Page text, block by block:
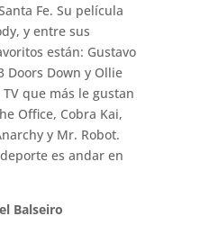
Fe. Su película
y entre sus
están: Gustavo
Doors Down y Ollie
que más le gustan
Office, Cobra Kai,
y Mr. Robot.
es andar en
Balseiro